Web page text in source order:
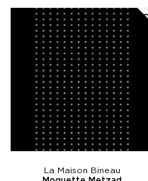
La Maison Bineau